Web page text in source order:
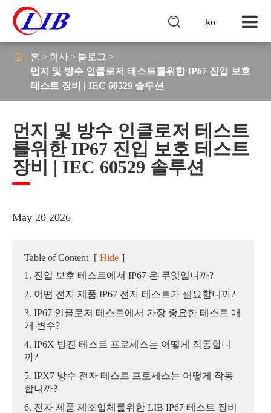
ko

 홈 회사
블로그
먼지 및 방수 인클로저 테스트를위한 IP67 진입 보호
테스트 장비 | IEC 60529 솔루션
먼지 및 방수 인클로저 테스트
를위한 IP67 진입 보호 테스트
장비 | IEC 60529 솔루션
May 20 2026
Table of Content [ Hide ]
1. 진입 보호 테스트에서 IP67 은 무엇입니까?
2. 어떤 전자 제품 IP67 전자 테스트가 필요합니까?
3. IP67 인클로저 테스트에서 가장 중요한 테스트 매
개 변수?
4. IP6X 방진 테스트 프로세스는 어떻게 작동합니
까?
5. IPX7 방수 전자 테스트 프로세스는 어떻게 작동
합니까?
6. 전자 제품 제조업체를위한 LIB IP67 테스트 장비